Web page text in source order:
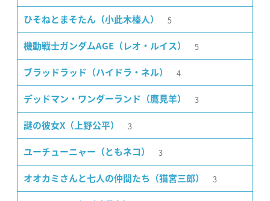
ひそねとまそたん（小此木榛人） 5
機動戦士ガンダムAGE（レオ・ルイス） 5
ブラッドラッド（ハイドラ・ネル） 4
デッドマン・ワンダーランド（鷹見羊） 3
謎の彼女X（上野公平） 3
ユーチューニャー（ともネコ） 3
オオカミさんと七人の仲間たち（猫宮三郎） 3